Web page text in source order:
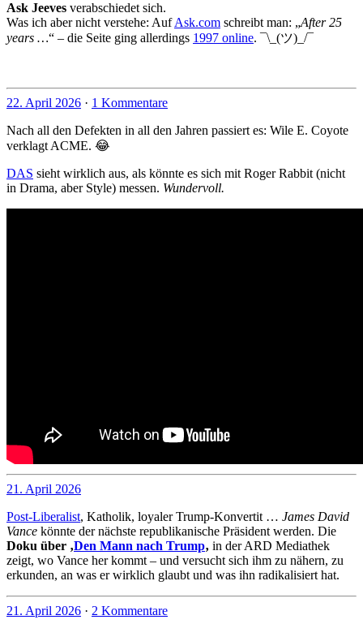
Ask Jeeves verabschiedet sich.
Was ich aber nicht verstehe: AufAsk.com schreibt man: „After 25
years …“ – die Seite ging allerdings 1997 online. ¯\_(ツ)_/¯
22. April 2026 · 1 Kommentare
Nach all den Defekten in all den Jahren passiert es: Wile E. Coyote
verklagt ACME. 😂
DAS sieht wirklich aus, als könnte es sich mit Roger Rabbit (nicht
in Drama, aber Style) messen. Wundervoll.
21. April 2026
Post-Liberalist, Katholik, loyaler Trump-Konvertit … James David
Vance könnte der nächste republikanische Präsident werden. Die
Doku über ‚Den Mann nach Trump‚ in der ARD Mediathek
zeigt, wo Vance her kommt – und versucht sich ihm zu nähern, zu
erkunden, an was er wirklich glaubt und was ihn radikalisiert hat.
21. April 2026 · 2 Kommentare